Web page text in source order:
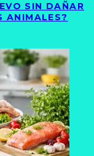
SIN DAÑAR
ANIMALES?